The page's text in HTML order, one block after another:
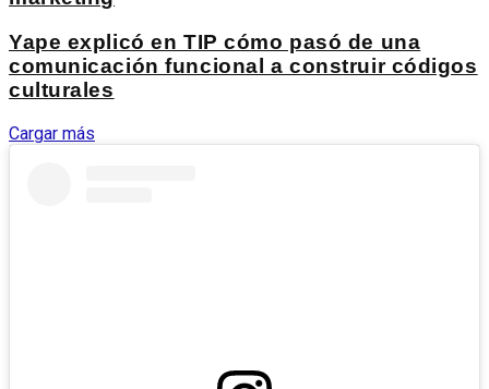
Yape explicó en TIP cómo pasó de una
comunicación funcional a construir códigos
culturales
Cargar más